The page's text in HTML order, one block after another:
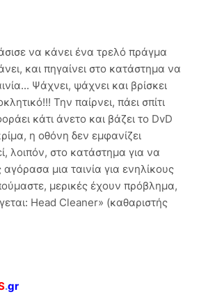
να κάνει ένα τρελό πράγμα
και πηγαίνει στο κατάστημα να
Ψάχνει, ψάχνει και βρίσκει
Την παίρνει, πάει σπίτι
κάτι άνετο και βάζει το DvD
η οθόνη δεν εμφανίζει
λοιπόν, στο κατάστημα για να
μια ταινία για ενηλίκους
μερικές έχουν πρόβλημα,
Head Cleaner» (καθαριστής
.gr